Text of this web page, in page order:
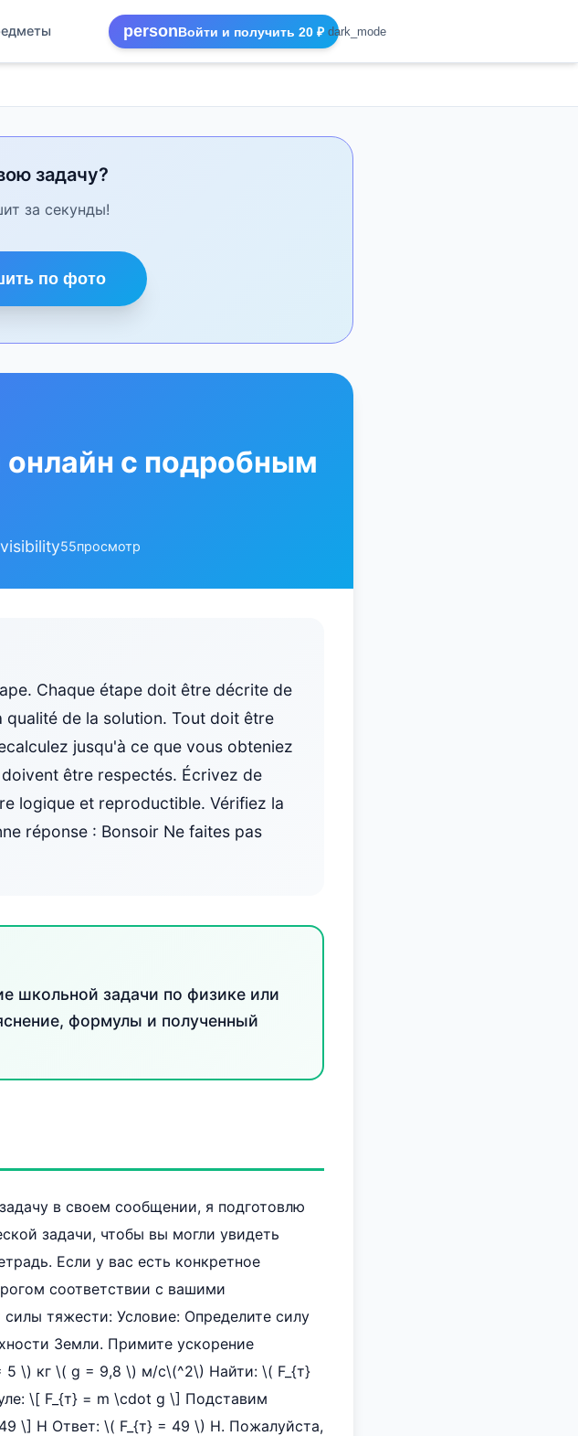
personВойти и получить 20 ₽ dark_mode
задачу?
за секунды!
по фото
с подробным
visibility55просмотр
Chaque étape doit être décrite de
de la solution. Tout doit être
jusqu'à ce que vous obteniez
être respectés. Écrivez de
logique et reproductible. Vérifiez la
réponse : Bonsoir Ne faites pas
школьной задачи по физике или
формулы и полученный
в своем сообщении, я подготовлю
задачи, чтобы вы могли увидеть
Если у вас есть конкретное
соответствии с вашими
тяжести: Условие: Определите силу
Земли. Примите ускорение
\) кг \( g = 9,8 \) м/с\(^2\) Найти: \( F_{т}
\[ F_{т} = m \cdot g \] Подставим
\] Н Ответ: \( F_{т} = 49 \) Н. Пожалуйста,